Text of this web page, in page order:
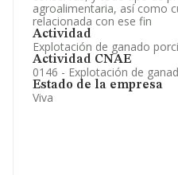
agroalimentaria, así como
relacionada con ese fin
Actividad
Explotación de ganado
Actividad CNAE
0146 - Explotación de
Estado de la empresa
Viva